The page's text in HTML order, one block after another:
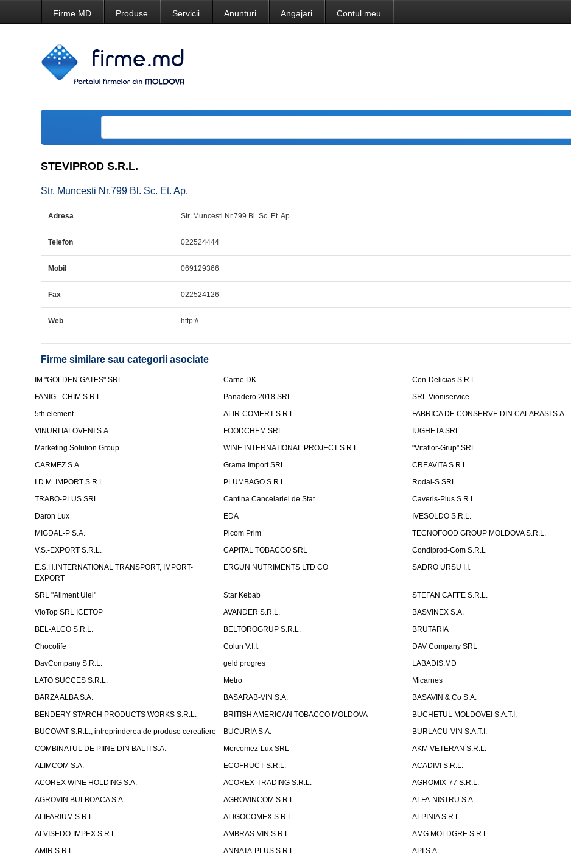
Firme.MD Produse Servicii Anunturi Angajari Contul meu
STEVIPROD S.R.L.
Str. Muncesti Nr.799 Bl. Sc. Et. Ap.
Adresa Str. Muncesti Nr.799 Bl. Sc. Et. Ap.
Telefon 022524444
Mobil 069129366
Fax 022524126
Web http://
Firme similare sau categorii asociate
IM "GOLDEN GATES" SRL Carne DK
Con-Delicias S.R.L.
FANIG - CHIM S.R.L.
Panadero 2018 SRL
SRL Vioniservice
5th element
ALIR-COMERT S.R.L.
FABRICA DE CONSERVE DIN CALARASI S.A.
VINURI IALOVENI S.A.
FOODCHEM SRL
IUGHETA SRL
Marketing Solution Group
WINE INTERNATIONAL PROJECT S.R.L.
"Vitaflor-Grup" SRL
CARMEZ S.A.
Grama Import SRL
CREAVITA S.R.L.
I.D.M. IMPORT S.R.L.
PLUMBAGO S.R.L.
Rodal-S SRL
TRABO-PLUS SRL
Cantina Cancelariei de Stat
Caveris-Plus S.R.L.
Daron Lux
EDA
IVESOLDO S.R.L.
MIGDAL-P S.A.
Picom Prim
TECNOFOOD GROUP MOLDOVA S.R.L.
V.S.-EXPORT S.R.L.
CAPITAL TOBACCO SRL
Condiprod-Com S.R.L
E.S.H.INTERNATIONAL TRANSPORT, IMPORT-
EXPORT
ERGUN NUTRIMENTS LTD CO SADRO URSU I.I.
SRL "Aliment Ulei" Star Kebab
STEFAN CAFFE S.R.L.
VioTop SRL ICETOP
AVANDER S.R.L.
BASVINEX S.A.
BEL-ALCO S.R.L.
BELTOROGRUP S.R.L.
BRUTARIA
Chocolife
Colun V.I.I.
DAV Company SRL
DavCompany S.R.L.
geld progres
LABADIS.MD
LATO SUCCES S.R.L.
Metro
Micarnes
BARZA ALBA S.A.
BASARAB-VIN S.A.
BASAVIN & Co S.A.
BENDERY STARCH PRODUCTS WORKS S.R.L.
BRITISH AMERICAN TOBACCO MOLDOVA
BUCHETUL MOLDOVEI S.A.T.I.
BUCOVAT S.R.L., intreprinderea de produse cerealiere
BUCURIA S.A.
BURLACU-VIN S.A.T.I.
COMBINATUL DE PIINE DIN BALTI S.A.
Mercomez-Lux SRL
AKM VETERAN S.R.L.
ALIMCOM S.A.
ECOFRUCT S.R.L.
ACADIVI S.R.L.
ACOREX WINE HOLDING S.A.
ACOREX-TRADING S.R.L.
AGROMIX-77 S.R.L.
AGROVIN BULBOACA S.A.
AGROVINCOM S.R.L.
ALFA-NISTRU S.A.
ALIFARIUM S.R.L.
ALIGOCOMEX S.R.L.
ALPINIA S.R.L.
ALVISEDO-IMPEX S.R.L.
AMBRAS-VIN S.R.L.
AMG MOLDGRE S.R.L.
AMIR S.R.L.
ANNATA-PLUS S.R.L.
API S.A.